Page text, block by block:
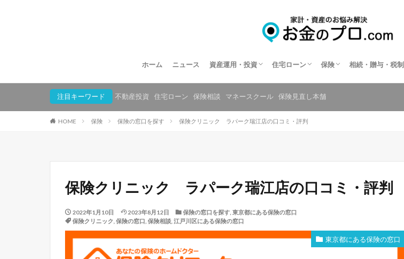
ホーム ニュース 資産運用・投資
不動産投資
住宅ローン
住宅ローン相談
住宅ローンの相談窓口を探す
保険
保険相談
保険の窓口を探す
共済の相談窓口を探す
相続・贈与・税制
注目キーワード 不動産投資 住宅ローン 保険相談 マネースクール 保険見直し本舗
HOME 保険 保険の窓口を探す 保険クリニック ラパーク瑞江店の口コミ・評判
保険クリニック ラパーク瑞江店の口コミ・評判
2022年1月10日 2023年8月12日 保険の窓口を探す, 東京都にある保険の窓口
保険クリニック, 保険の窓口, 保険相談, 江戸川区にある保険の窓口
東京都にある保険の窓口